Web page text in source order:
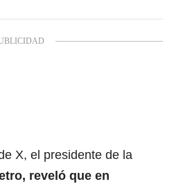
X, el presidente de la
, reveló que en